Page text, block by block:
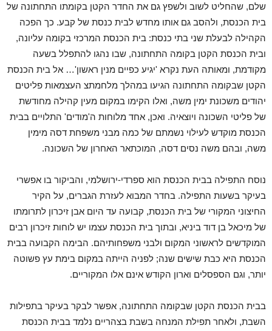
שלם, שהחליט לשוב ולשפץ גם את החדר הקטן בקומתו התחתונה של
בית הכנסת, ולהסב גם אותו מחדש לבית כנסת של קבע. כך הפכה
הקהילה לבעלת שני בתי כנסת: בית הכנסת המרכזי בקומה עליונה,
ובית הכנסת הקטן בקומה התחתונה, שבו נהגו להתפלל בשעה
מקודמת, ומאותה העת נקרא 'יגיע כפיים מנין ראשון'… אל בית הכנסת
הקטן שבקומה התחתונה הגיעו במהלך מלחמתצ העצמאות פליטים
יהודים משכונת ימין משה, ואלו הקימו במקום מעין קהילה מחודשת
של פליטי השכונה ויוצאיה. ואכן, אחד מלוחות ה'מודים' התלויים בבית
הכנסת מוקדש לעילוי נשמתם של כמה מבני משפחת דסה מימין
משה, ובהם משה נסים דסה, המוכתאר האחרון של השכונה.
נוסח התפילה בבית הכנסת הוא ספרדי-ירושלמי, והביקור בו אפשרי
בעיקר בשעות התפילה. בחדר המבוא לעזרת הגברים, על הקיר
החיצוני המקורי של בית הכנסת, קבועה עד היום אבן זיכרון לתרומתו
של מיכאל בן דוד ביניא, ובתוך בית הכנסת עצמו יש לוחות זיכרון רבים
המוקדשים לראשוני המקום ולבני משפחותיהם. הבימה הקבועה בבית
הכנסת היא כבת שישים שנה; לפניה הייתה במקום בימת עץ פשוטה
יותר, וגם הספסלים וארון הקודש אינם אלו המקוריים.
בבית הכנסת הקטן שבקומה התחתונה, אפשר לבקר בעיקר בתפילות
השבת, ולאחר תפילת המנחה בשבת בצהריים נלמד בבית הכנסת